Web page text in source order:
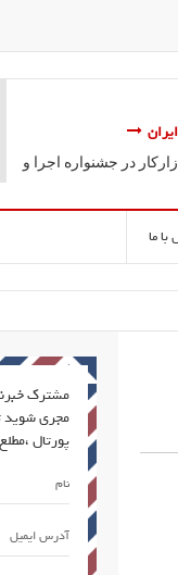
گویندگی، فن بیان
آغاز به کار کرد.
ما
مشترک
مجری شوید
پورتال